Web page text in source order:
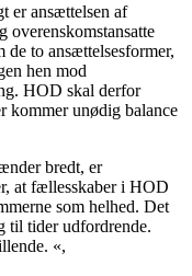
er ansættelsen af
overenskomstansatte
to ansættelsesformer,
hen mod
HOD skal derfor
kommer unødig balance
bredt, er
at fællesskaber i HOD
som helhed. Det
til tider udfordrende.
«,